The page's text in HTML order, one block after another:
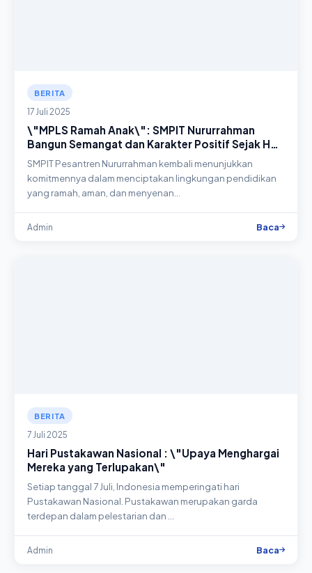
BERITA
17 Juli 2025
\"MPLS Ramah Anak\": SMPIT Nururrahman
Bangun Semangat dan Karakter Positif Sejak Hari
Pertama Sekolah
SMPIT Pesantren Nururrahman kembali menunjukkan
komitmennya dalam menciptakan lingkungan pendidikan
yang ramah, aman, dan menyenan…
Admin Baca
BERITA
7 Juli 2025
Hari Pustakawan Nasional : \"Upaya Menghargai
Mereka yang Terlupakan\"
Setiap tanggal 7 Juli, Indonesia memperingati hari
Pustakawan Nasional. Pustakawan merupakan garda
terdepan dalam pelestarian dan …
Admin Baca